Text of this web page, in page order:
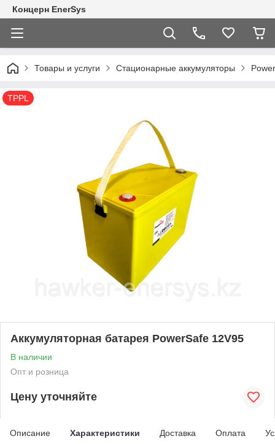
Концерн EnerSys
Товары и услуги Стационарные аккумуляторы
TPPL
Аккумуляторная батарея PowerSafe 12V95
В наличии
Опт и розница
Цену уточняйте
Описание Характеристики Доставка Оплата